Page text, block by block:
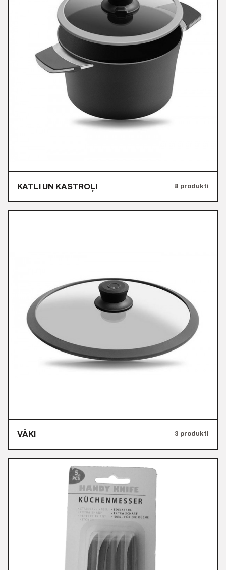
KATLI UN KASTROĻI 8 produkti
VĀKI 3 produkti